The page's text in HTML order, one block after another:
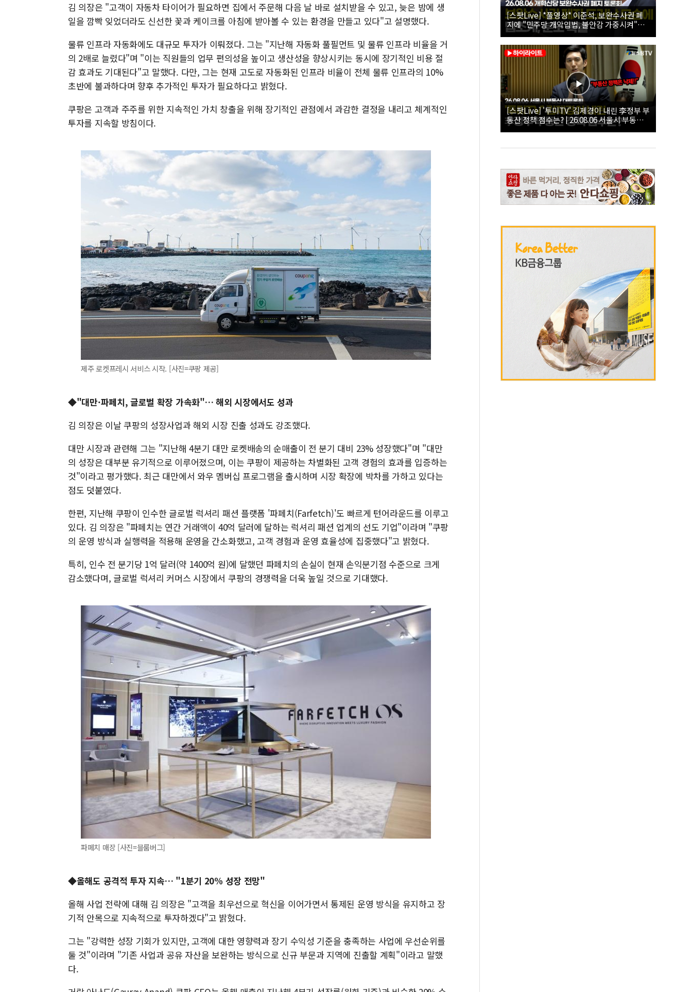
김 의장은 "고객이 자동차 타이어가 필요하면 집에서 주문해 다음 날 바로 설치받을 수 있고, 늦은 밤에 생
일을 깜빡 잊었더라도 신선한 꽃과 케이크를 아침에 받아볼 수 있는 환경을 만들고 있다"고 설명했다.
물류 인프라 자동화에도 대규모 투자가 이뤄졌다. 그는 "지난해 자동화 풀필먼트 및 물류 인프라 비율을 거
의 2배로 늘렸다"며 "이는 직원들의 업무 편의성을 높이고 생산성을 향상시키는 동시에 장기적인 비용 절
감 효과도 기대된다"고 말했다. 다만, 그는 현재 고도로 자동화된 인프라 비율이 전체 물류 인프라의 10%
초반에 불과하다며 향후 추가적인 투자가 필요하다고 밝혔다.
쿠팡은 고객과 주주를 위한 지속적인 가치 창출을 위해 장기적인 관점에서 과감한 결정을 내리고 체계적인
투자를 지속할 방침이다.
제주 로켓프레시 서비스 시작. [사진=쿠팡 제공]
◆"대만·파페치, 글로벌 확장 가속화"… 해외 시장에서도 성과
김 의장은 이날 쿠팡의 성장사업과 해외 시장 진출 성과도 강조했다.
대만 시장과 관련해 그는 "지난해 4분기 대만 로켓배송의 순매출이 전 분기 대비 23% 성장했다"며 "대만
의 성장은 대부분 유기적으로 이루어졌으며, 이는 쿠팡이 제공하는 차별화된 고객 경험의 효과를 입증하는
것"이라고 평가했다. 최근 대만에서 와우 멤버십 프로그램을 출시하며 시장 확장에 박차를 가하고 있다는
점도 덧붙였다.
한편, 지난해 쿠팡이 인수한 글로벌 럭셔리 패션 플랫폼 '파페치(Farfetch)'도 빠르게 턴어라운드를 이루고
있다. 김 의장은 "파페치는 연간 거래액이 40억 달러에 달하는 럭셔리 패션 업계의 선도 기업"이라며 "쿠팡
의 운영 방식과 실행력을 적용해 운영을 간소화했고, 고객 경험과 운영 효율성에 집중했다"고 밝혔다.
특히, 인수 전 분기당 1억 달러(약 1400억 원)에 달했던 파페치의 손실이 현재 손익분기점 수준으로 크게
감소했다며, 글로벌 럭셔리 커머스 시장에서 쿠팡의 경쟁력을 더욱 높일 것으로 기대했다.
파페치 매장 [사진=블룸버그]
◆올해도 공격적 투자 지속… "1분기 20% 성장 전망"
올해 사업 전략에 대해 김 의장은 "고객을 최우선으로 혁신을 이어가면서 통제된 운영 방식을 유지하고 장
기적 안목으로 지속적으로 투자하겠다"고 밝혔다.
그는 "강력한 성장 기회가 있지만, 고객에 대한 영향력과 장기 수익성 기준을 충족하는 사업에 우선순위를
둘 것"이라며 "기존 사업과 공유 자산을 보완하는 방식으로 신규 부문과 지역에 진출할 계획"이라고 말했
다.
[스팟Live] *풀영상* 이준석, 보완수사권 폐
지에 "민주당 개악입법, 불안감 가중시켜"｜
26.08.06 개혁신당 보완수사권 폐지 토론회
[스팟Live] '투미TV' 김제경이 내린 李정부 부
동산 정책 점수는? | 26.08.06 서울시 부동산
대토론회